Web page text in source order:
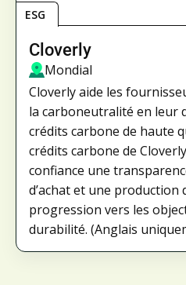
ESG
Cloverly
Mondial
Cloverly aide les
la carboneutralité en leur
crédits carbone de haute
crédits carbone de
confiance une
d’achat et une
progression vers les
durabilité. (Anglais